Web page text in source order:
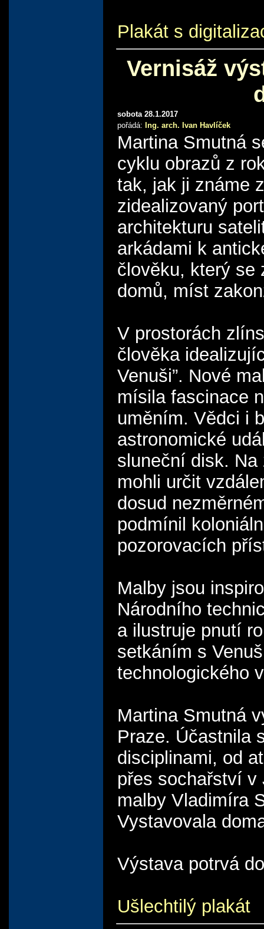
Plakát s
Vernisáž
sobota 28.1.2017
pořádá: Ing. arch. Ivan Havlíček
Martina Smutná
cyklu obrazů z
tak, jak ji známe
zidealizovaný
architekturu
arkádami k
člověku, který se
domů, míst
V prostorách
člověka
Venuši”. Nové
mísila fascinace
uměním. Vědci i
astronomické
sluneční disk.
mohli určit
dosud
podmínil
pozorovacích
Malby jsou
Národního
a ilustruje pnutí
setkáním s
technologického
Martina Smutná
Praze. Účastnila
disciplinami, od
přes sochařství v
malby Vladimíra
Vystavovala
Výstava potrvá
Ušlechtilý plakát